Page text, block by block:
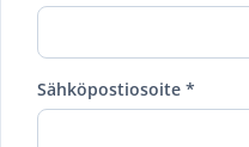
Sähköpostiosoite *